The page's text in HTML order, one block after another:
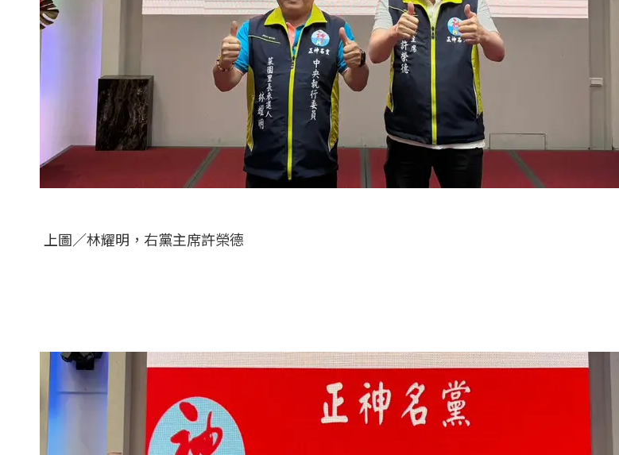
上圖／林耀明，右黨主席許榮德